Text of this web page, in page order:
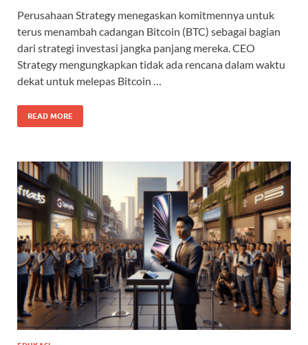
Perusahaan Strategy menegaskan komitmennya untuk
terus menambah cadangan Bitcoin (BTC) sebagai bagian
dari strategi investasi jangka panjang mereka. CEO
Strategy mengungkapkan tidak ada rencana dalam waktu
dekat untuk melepas Bitcoin …
READ MORE